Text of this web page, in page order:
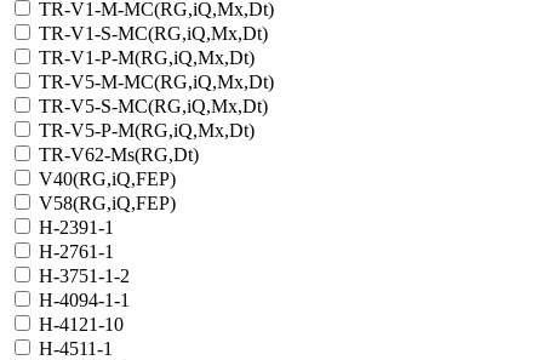
TR-V1-M-MC(RG,iQ,Мх,Dt)
TR-V1-S-MC(RG,iQ,Мх,Dt)
TR-V1-Р-M(RG,iQ,Мх,Dt)
TR-V5-M-MC(RG,iQ,Мх,Dt)
TR-V5-S-MC(RG,iQ,Мх,Dt)
TR-V5-Р-M(RG,iQ,Мх,Dt)
TR-V62-Ms(RG,Dt)
V40(RG,iQ,FEP)
V58(RG,iQ,FEP)
Н-2391-1
Н-2761-1
Н-3751-1-2
Н-4094-1-1
Н-4121-10
Н-4511-1